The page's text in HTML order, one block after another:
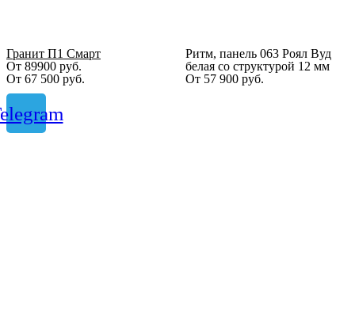
Гранит П1 Смарт
От 89900 руб.
От 67 500 руб.
Ритм, панель 063 Роял Вуд
белая со структурой 12 мм
От 57 900 руб.